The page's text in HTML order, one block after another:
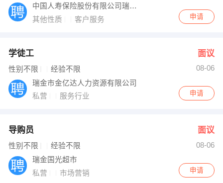
中国人寿保险股份有限公司瑞金市支公司
其他性质
客户服务 申请
学徒工 面议
性别不限 经验不限
08-06
瑞金市金亿达人力资源有限公司
私营
服务行业 申请
导购员 面议
性别不限 经验不限
08-06
瑞金国光超市
私营
市场营销 申请